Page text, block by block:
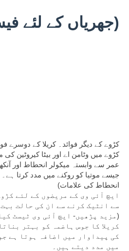
(جھریاں کے لئے فیس پیک)
کڑوے کے دیگر فوائد۔ کریلا کے دوسرے
انحطاط کی علامات)
(مزید پڑھیں- ایچ آئی وی ٹیسٹ
میں مدد دیتے ہیں۔